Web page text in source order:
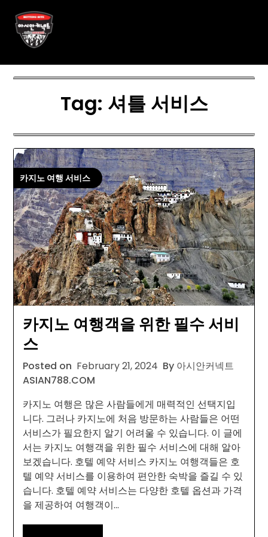
content
Tag: 셔틀 서비스
카지노 여행 서비스
카지노 여행객을 위한 필수 서비
스
Posted on February 21, 2024 By 아시안커넥트
ASIAN788.COM
카지노 여행은 많은 사람들에게 매력적인 선택지입
니다. 그러나 카지노에 처음 방문하는 사람들은 어떤
서비스가 필요한지 알기 어려울 수 있습니다. 이 글에
서는 카지노 여행객을 위한 필수 서비스에 대해 알아
보겠습니다. 호텔 예약 서비스 카지노 여행객들은 호
텔 예약 서비스를 이용하여 편안한 숙박을 즐길 수 있
습니다. 호텔 예약 서비스는 다양한 호텔 옵션과 가격
을 제공하여 여행객이…